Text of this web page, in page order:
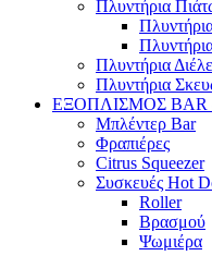
Πλυντήρια
Πλυντήρια
Πλυντήρια
ΕΞΟΠΛΙΣΜΟΣ BAR
Μπλέντερ Bar
Φραπιέρες
Citrus Squeezer
Συσκευές Hot
Roller
Βρασμού
Ψωμιέρα